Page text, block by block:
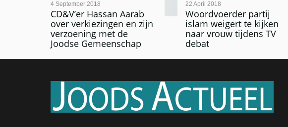
CD&V’er Hassan Aarab
over verkiezingen en zijn
verzoening met de
Joodse Gemeenschap
4 September 2018
Woordvoerder partij
islam weigert te kijken
naar vrouw tijdens TV
debat
22 April 2018